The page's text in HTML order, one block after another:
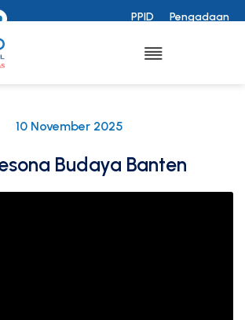
PPID Pengadaan
10 November 2025
Budaya Banten